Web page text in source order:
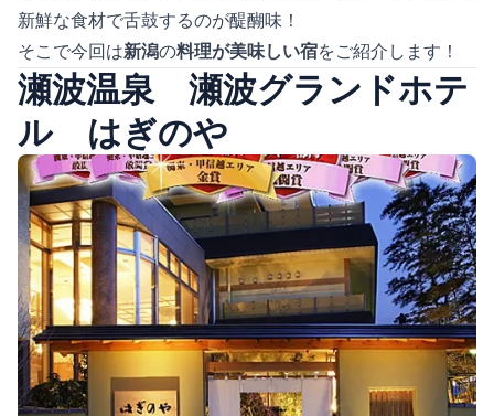
新鮮な食材で舌鼓するのが醍醐味！
そこで今回は新潟の料理が美味しい宿をご紹介します！
瀬波温泉 瀬波グランドホテ
ル はぎのや